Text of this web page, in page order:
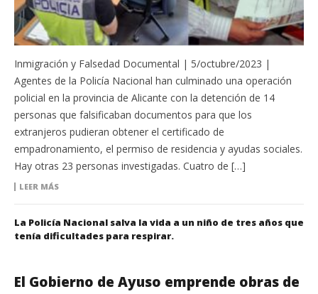
Inmigración y Falsedad Documental | 5/octubre/2023 |
Agentes de la Policía Nacional han culminado una operación
policial en la provincia de Alicante con la detención de 14
personas que falsificaban documentos para que los
extranjeros pudieran obtener el certificado de
empadronamiento, el permiso de residencia y ayudas sociales.
Hay otras 23 personas investigadas. Cuatro de […]
LEER MÁS
La Policía Nacional salva la vida a un niño de tres años que
tenía dificultades para respirar.
El Gobierno de Ayuso emprende obras de